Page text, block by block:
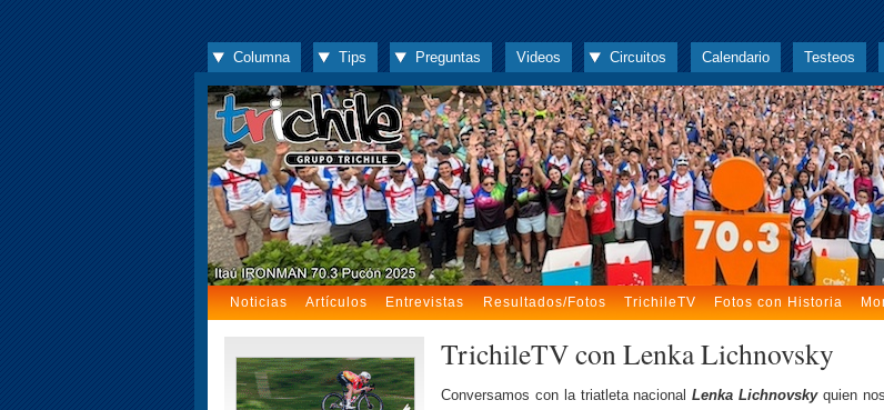
Columna Tips Preguntas Videos Circuitos Calendario Testeos
Noticias Artículos Entrevistas Resultados/Fotos TrichileTV Fotos con Historia
TrichileTV con Lenka Lichnovsky
Conversamos con la triatleta nacionalLenka Lichnovskyquien